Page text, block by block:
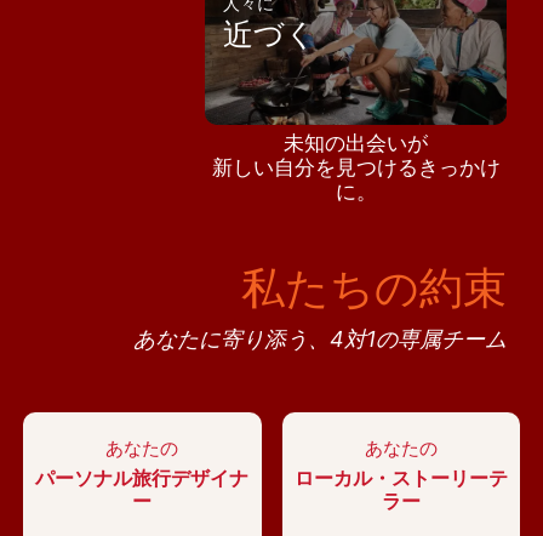
近づく
未知の出会いが
新しい自分を見つけるきっかけ
に。
私たちの約束
あなたに寄り添う、4対1の専属チーム
あなたの
パーソナル旅行デザイナ
ー
あなたの
ローカル・ストーリーテ
ラー